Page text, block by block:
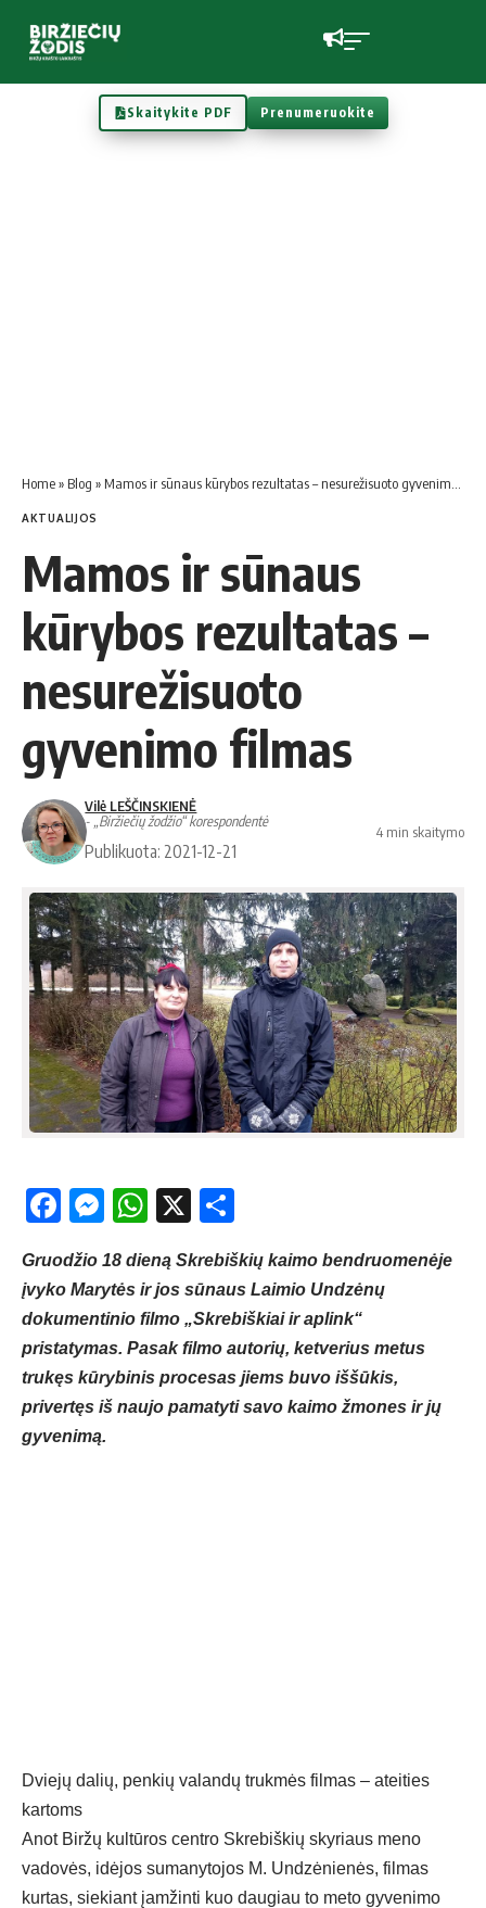
Skaitykite PDF Prenumeruokite
Home» Blog » Mamos ir sūnaus kūrybos rezultatas – nesurežisuoto gyvenimo filmas
AKTUALIJOS
Mamos ir sūnaus
kūrybos rezultatas –
nesurežisuoto
gyvenimo filmas
Vilė LEŠČINSKIENĖ
- „Biržiečių žodžio“ korespondentė
Publikuota: 2021-12-21
4 min skaitymo
Facebook
Messenger
WhatsApp
X
Gruodžio 18 dieną Skrebiškių kaimo bendruomenėje
įvyko Marytės ir jos sūnaus Laimio Undzėnų
dokumentinio filmo „Skrebiškiai ir aplink“
pristatymas. Pasak filmo autorių, ketverius metus
trukęs kūrybinis procesas jiems buvo iššūkis,
privertęs iš naujo pamatyti savo kaimo žmones ir jų
gyvenimą.
Dviejų dalių, penkių valandų trukmės filmas – ateities
kartoms
Anot Biržų kultūros centro Skrebiškių skyriaus meno
vadovės, idėjos sumanytojos M. Undzėnienės, filmas
kurtas, siekiant įamžinti kuo daugiau to meto gyvenimo